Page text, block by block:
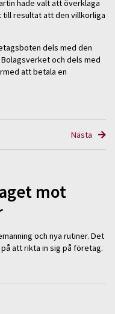
hade valt att överklaga
resultat att den villkorliga
dels med den
och dels med
att betala en
Nästa
mot
och nya rutiner. Det
att rikta in sig på företag.